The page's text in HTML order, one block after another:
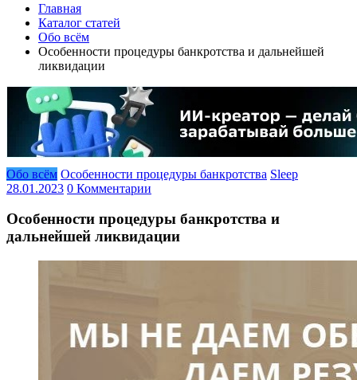
Главная
Каталог статей
Обо всём
Особенности процедуры банкротства и дальнейшей
ликвидации
Обо всём Особенности процедуры банкротства Sleep
28.01.2023 0 Комментарии
Особенности процедуры банкротства и
дальнейшей ликвидации